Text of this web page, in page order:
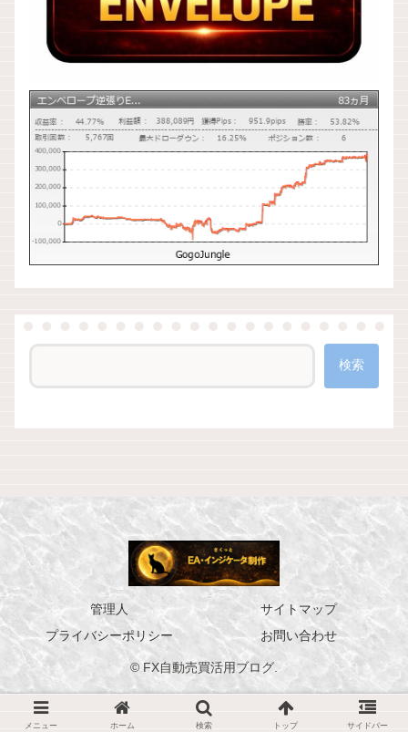
検索
管理人
サイトマップ
プライバシーポリシー
お問い合わせ
© FX自動売買活用ブログ.
メニュー ホーム 検索 トップ サイドバー